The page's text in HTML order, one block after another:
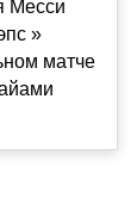
Месси
»
матче